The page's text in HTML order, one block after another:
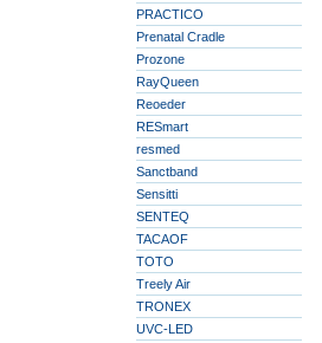
PRACTICO
Prenatal Cradle
Prozone
RayQueen
Reoeder
RESmart
resmed
Sanctband
Sensitti
SENTEQ
TACAOF
TOTO
Treely Air
TRONEX
UVC-LED